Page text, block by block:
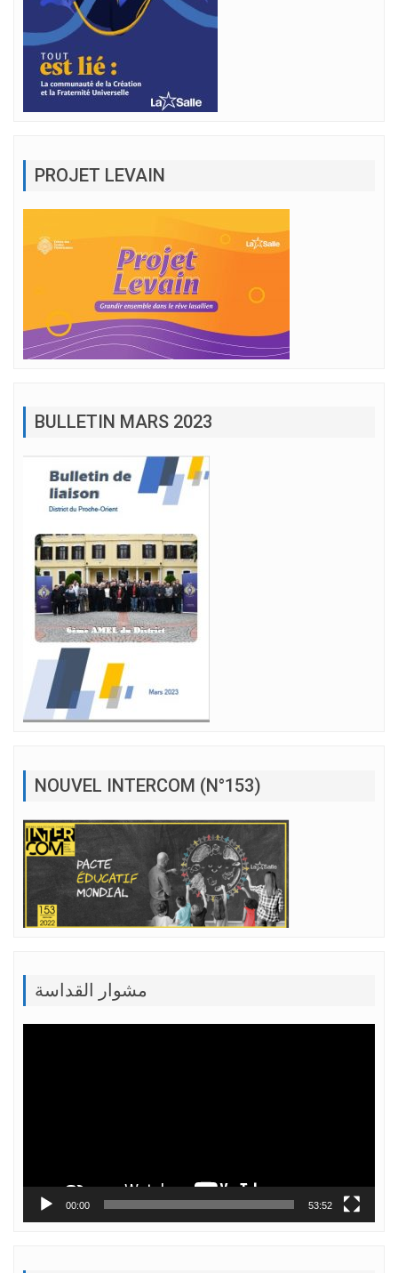
PROJET LEVAIN
BULLETIN MARS 2023
NOUVEL INTERCOM (N°153)
مشوار القداسة
00:00 53:52